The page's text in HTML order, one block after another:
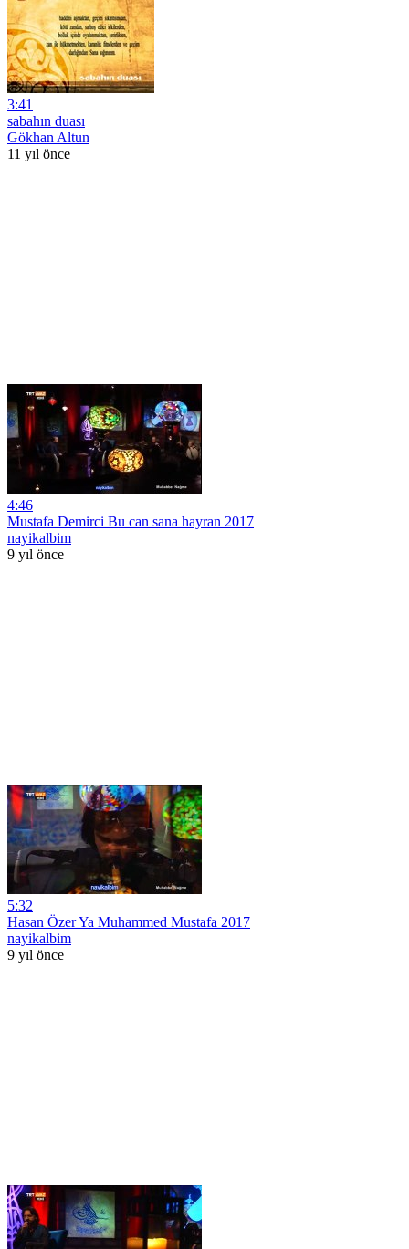
3:41
sabahın duası
Gökhan Altun
11 yıl önce
4:46
Mustafa Demirci Bu can sana hayran 2017
nayikalbim
9 yıl önce
5:32
Hasan Özer Ya Muhammed Mustafa 2017
nayikalbim
9 yıl önce